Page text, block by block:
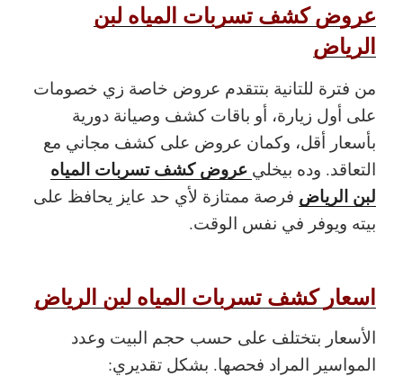
عروض كشف تسربات المياه لبن
الرياض
من فترة للتانية بتتقدم عروض خاصة زي خصومات
على أول زيارة، أو باقات كشف وصيانة دورية
بأسعار أقل، وكمان عروض على كشف مجاني مع
التعاقد. وده بيخلي عروض كشف تسربات المياه
لبن الرياض فرصة ممتازة لأي حد عايز يحافظ على
بيته ويوفر في نفس الوقت.
اسعار كشف تسربات المياه لبن الرياض
الأسعار بتختلف على حسب حجم البيت وعدد
المواسير المراد فحصها. بشكل تقديري: